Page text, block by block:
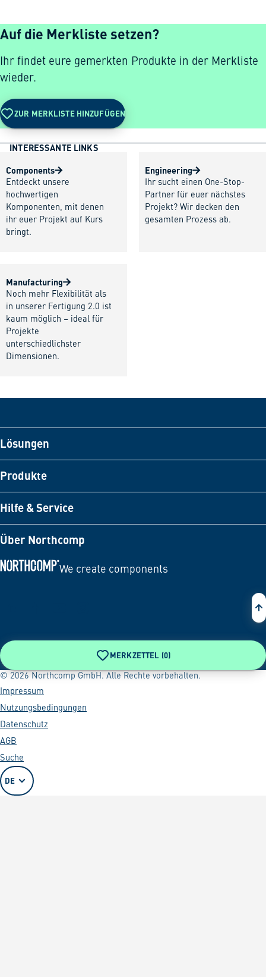
Auf die Merkliste setzen?
Ihr findet eure gemerkten Produkte in der Merkliste
wieder.
ZUR MERKLISTE HINZUFÜGEN
INTERESSANTE LINKS
Components
Entdeckt unsere
hochwertigen
Komponenten, mit denen
ihr euer Projekt auf Kurs
bringt.
Engineering
Ihr sucht einen One-Stop-
Partner für euer nächstes
Projekt? Wir decken den
gesamten Prozess ab.
Manufacturing
Noch mehr Flexibilität als
in unserer Fertigung 2.0 ist
kaum möglich – ideal für
Projekte
unterschiedlichster
Dimensionen.
Lösungen
Produkte
Hilfe & Service
Über Northcomp
We create components
MERKZETTEL (0)
© 2026 Northcomp GmbH. Alle Rechte vorbehalten.
Impressum
Nutzungsbedingungen
Datenschutz
AGB
Suche
DE